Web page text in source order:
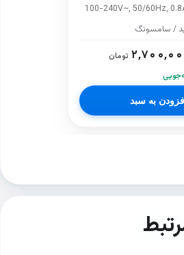
100-240V~, 50/60Hz,
/ سامسونگ
تومان
افزودن به سبد